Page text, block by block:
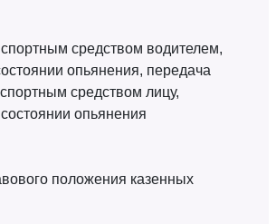
средством водителем,
опьянения, передача
средством лицу,
опьянения
положения казенных